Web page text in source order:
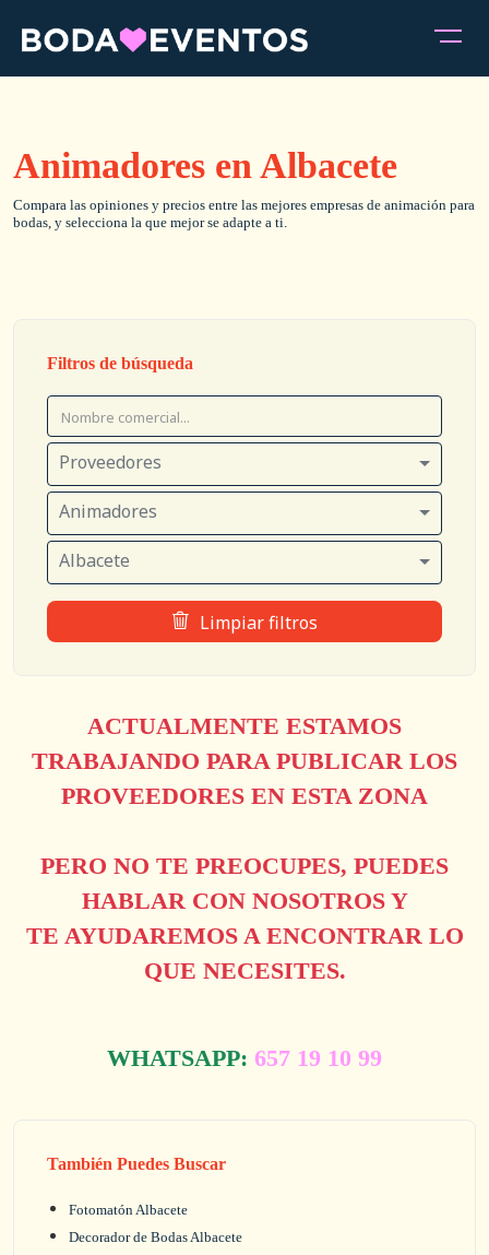
Animadores en Albacete
Compara las opiniones y precios entre las mejores empresas de animación para
bodas, y selecciona la que mejor se adapte a ti.
Filtros de búsqueda
Proveedores
Animadores
Albacete
Limpiar filtros
ACTUALMENTE ESTAMOS
TRABAJANDO PARA PUBLICAR LOS
PROVEEDORES EN ESTA ZONA
PERO NO TE PREOCUPES, PUEDES
HABLAR CON NOSOTROS Y
TE AYUDAREMOS A ENCONTRAR LO
QUE NECESITES.
WHATSAPP: 657 19 10 99
También Puedes Buscar
Fotomatón Albacete
Decorador de Bodas Albacete